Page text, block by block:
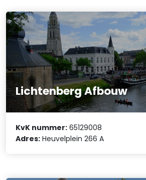
Lichtenberg Afbouw
KvK nummer: 65129008
Adres: Heuvelplein 266 A